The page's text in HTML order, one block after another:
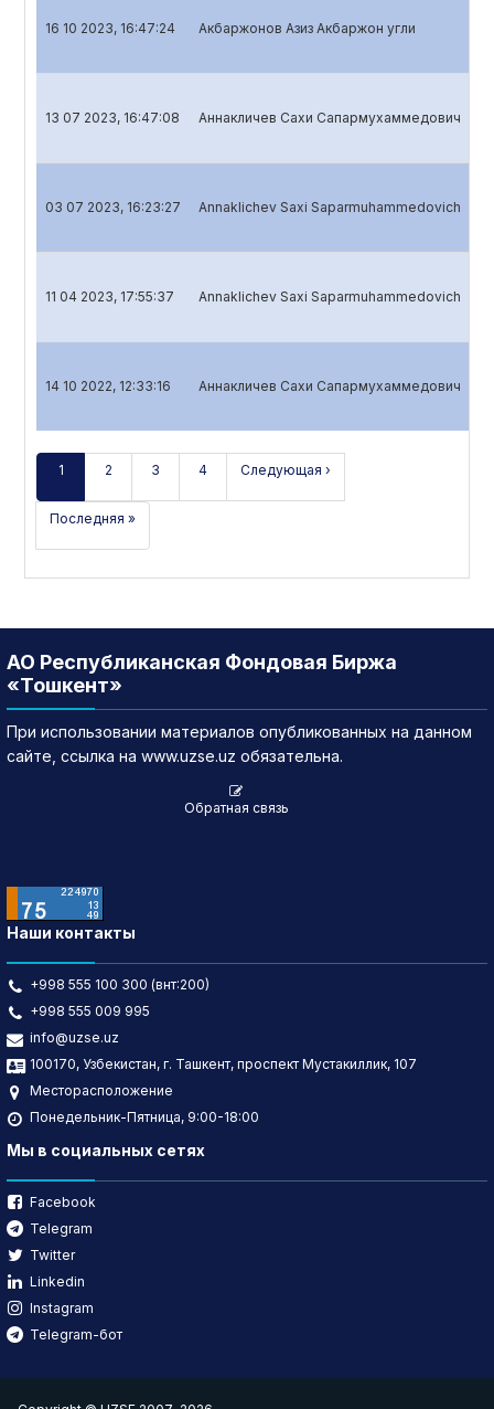
16 10 2023, 16:47:24 Акбаржонов Азиз Акбаржон угли
13 07 2023, 16:47:08 Аннакличев Сахи Сапармухаммедович
03 07 2023, 16:23:27 Annaklichev Saxi Saparmuhammedovich
11 04 2023, 17:55:37 Annaklichev Saxi Saparmuhammedovich
14 10 2022, 12:33:16 Аннакличев Сахи Сапармухаммедович
1 2 3 4 Следующая ›
Последняя »
АО Республиканская Фондовая Биржа
«Тошкент»
При использовании материалов опубликованных на данном
сайте, ссылка на www.uzse.uz обязательна.
Обратная связь
Наши контакты
+998 555 100 300 (внт:200)
+998 555 009 995
info@uzse.uz
100170, Узбекистан, г. Ташкент, проспект Мустакиллик, 107
Месторасположение
Понедельник-Пятница, 9:00-18:00
Мы в социальных сетях
Facebook
Telegram
Twitter
Linkedin
Instagram
Telegram-бот